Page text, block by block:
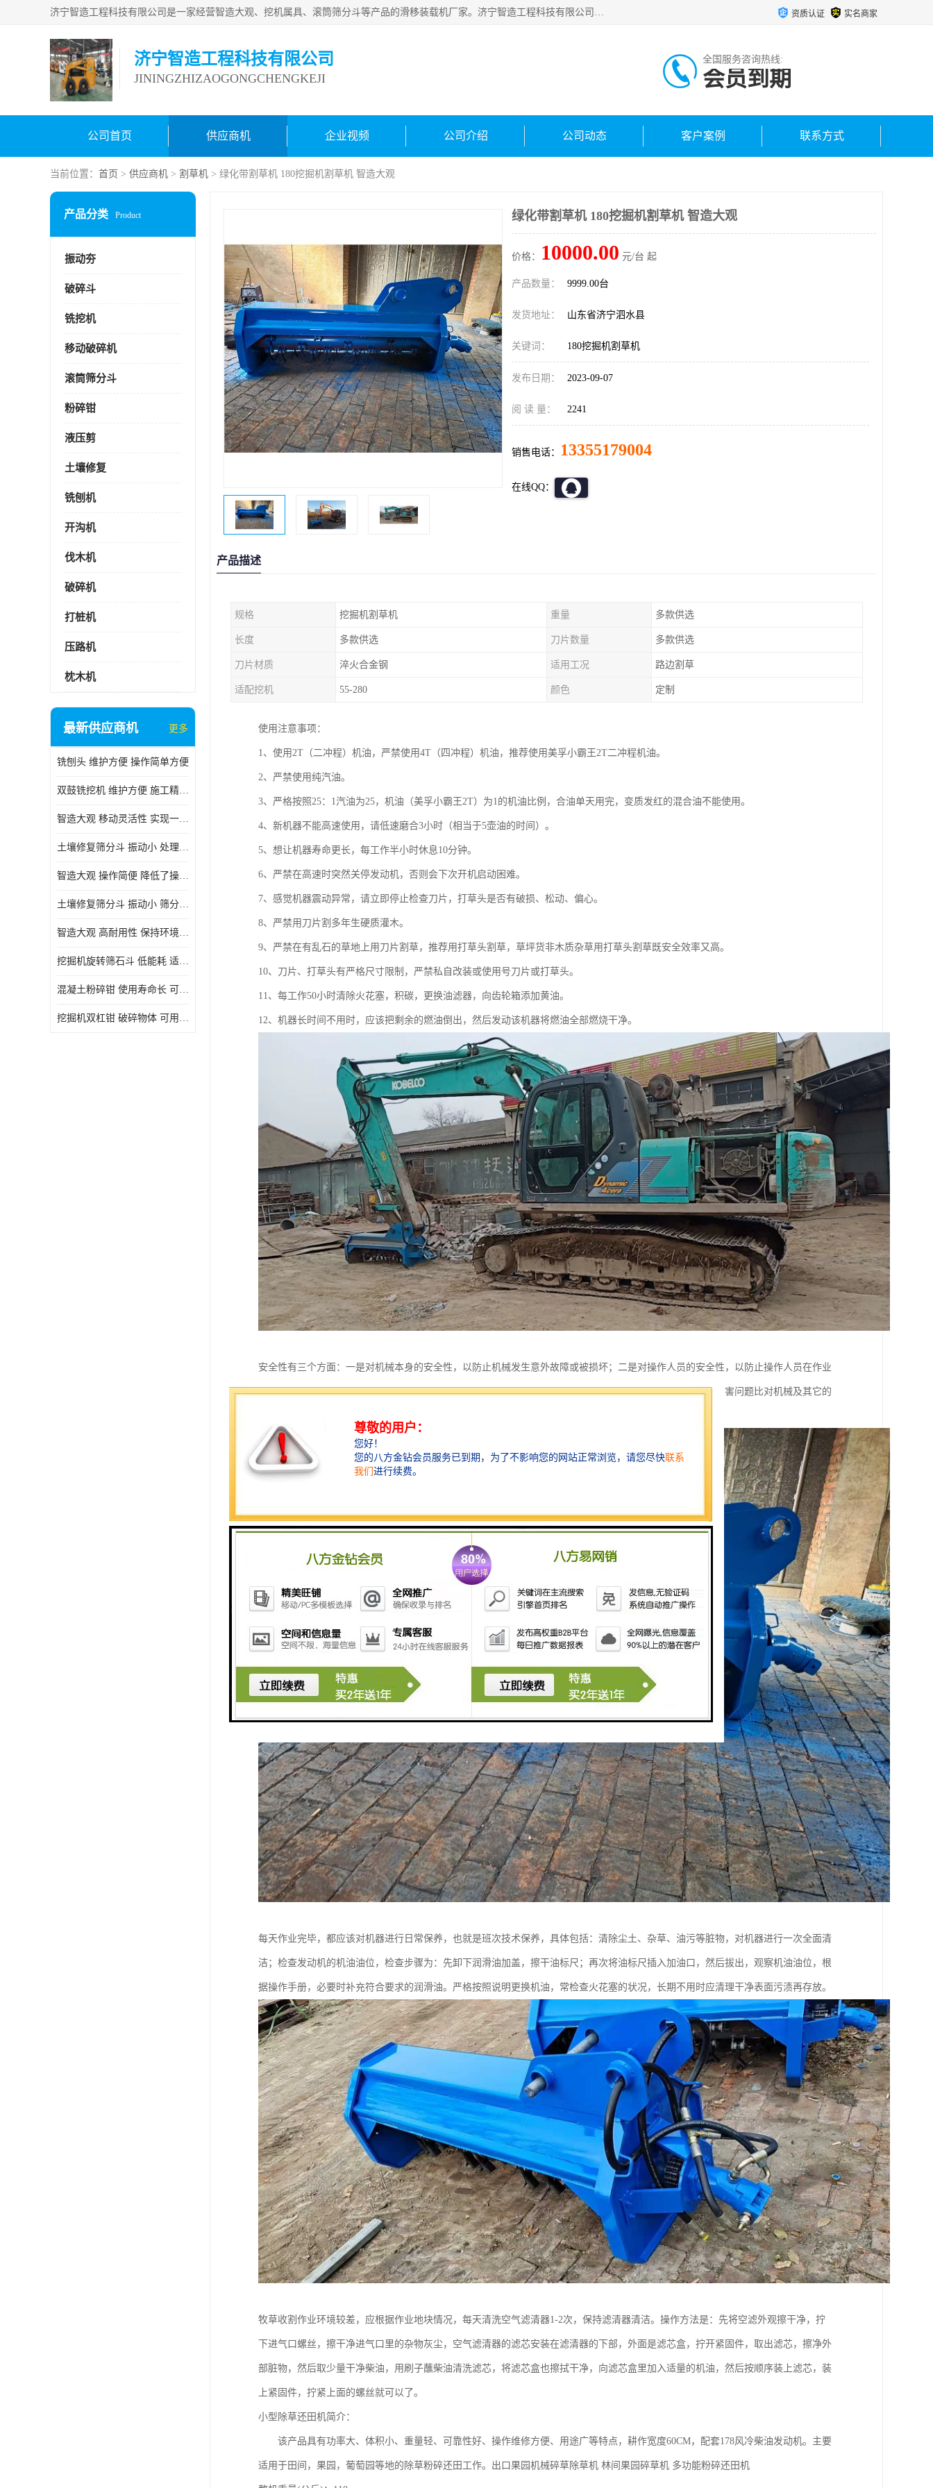
济宁智造工程科技有限公司是一家经营智造大观、挖机属具、滚筒筛分斗等产品的滑移装载机厂家。济宁智造工程科技有限公司奉行以质量赢得用户，诚信为本，互利共赢的宗旨，依靠雄厚的技术力量，科学的管理制度，先进的加工检测设备，始终坚持以客户为中心，免费咨询！ 资质认证 实名商家
济宁智造工程科技有限公司
JININGZHIZAOGONGCHENGKEJI
全国服务咨询热线:
会员到期
公司首页 供应商机 企业视频 公司介绍 公司动态 客户案例 联系方式
当前位置： 首页 > 供应商机 > 割草机 > 绿化带割草机 180挖掘机割草机 智造大观
产品分类 Product
振动夯
破碎斗
铣挖机
移动破碎机
滚筒筛分斗
粉碎钳
液压剪
土壤修复
铣刨机
开沟机
伐木机
破碎机
打桩机
压路机
枕木机
最新供应商机 更多
铣刨头 维护方便 操作简单方便
双鼓铣挖机 维护方便 施工精度高
智造大观 移动灵活性 实现一机多用
土壤修复筛分斗 振动小 处理能力大
智造大观 操作简便 降低了操作难度
土壤修复筛分斗 振动小 筛分效果可调节
智造大观 高耐用性 保持环境整洁
挖掘机旋转筛石斗 低能耗 适用范围广
混凝土粉碎钳 使用寿命长 可用于多种场合
挖掘机双杠钳 破碎物体 可用于多种场合
绿化带割草机 180挖掘机割草机 智造大观
价格： 10000.00 元/台 起
产品数量： 9999.00台
发货地址： 山东省济宁泗水县
关键词： 180挖掘机割草机
发布日期： 2023-09-07
阅 读 量： 2241
销售电话： 13355179004
在线QQ：
产品描述
规格 挖掘机割草机 重量 多款供选
长度 多款供选 刀片数量 多款供选
刀片材质 淬火合金钢 适用工况 路边割草
适配挖机 55-280 颜色 定制
使用注意事项：
1、使用2T（二冲程）机油，严禁使用4T（四冲程）机油，推荐使用美孚小霸王2T二冲程机油。
2、严禁使用纯汽油。
3、严格按照25：1汽油为25，机油（美孚小霸王2T）为1的机油比例，合油单天用完，变质发红的混合油不能使用。
4、新机器不能高速使用，请低速磨合3小时（相当于5壶油的时间）。
5、想让机器寿命更长，每工作半小时休息10分钟。
6、严禁在高速时突然关停发动机，否则会下次开机启动困难。
7、感觉机器震动异常，请立即停止检查刀片，打草头是否有破损、松动、偏心。
8、严禁用刀片割多年生硬质灌木。
9、严禁在有乱石的草地上用刀片割草，推荐用打草头割草，草坪货非木质杂草用打草头割草既安全效率又高。
10、刀片、打草头有严格尺寸限制，严禁私自改装或使用号刀片或打草头。
11、每工作50小时清除火花塞，积碳，更换油滤器，向齿轮箱添加黄油。
12、机器长时间不用时，应该把剩余的燃油倒出，然后发动该机器将燃油全部燃烧干净。
安全性有三个方面：一是对机械本身的安全性，以防止机械发生意外故障或被损坏；二是对操作人员的安全性，以防止操作人员在作业
中受伤害；三是对周围人群的安全性，以防止机械在作业时伤害他人。这三个方面都很重要，特别是对人的伤害问题比对机械及其它的
每天作业完毕，都应该对机器进行日常保养，也就是班次技术保养，具体包括：清除尘土、杂草、油污等脏物，对机器进行一次全面清
洁；检查发动机的机油油位，检查步骤为：先卸下润滑油加盖，擦干油标尺；再次将油标尺插入加油口，然后拔出，观察机油油位，根
据操作手册，必要时补充符合要求的润滑油。严格按照说明更换机油，常检查火花塞的状况，长期不用时应清理干净表面污渍再存放。
牧草收割作业环境较差，应根据作业地块情况，每天清洗空气滤清器1-2次，保持滤清器清洁。操作方法是：先将空滤外观擦干净，拧
下进气口螺丝，擦干净进气口里的杂物灰尘，空气滤清器的滤芯安装在滤清器的下部，外面是滤芯盒，拧开紧固件，取出滤芯，擦净外
部脏物，然后取少量干净柴油，用刷子蘸柴油清洗滤芯，将滤芯盒也擦拭干净，向滤芯盒里加入适量的机油，然后按顺序装上滤芯，装
上紧固件，拧紧上面的螺丝就可以了。
小型除草还田机简介：
该产品具有功率大、体积小、重量轻、可靠性好、操作维修方便、用途广等特点，耕作宽度60CM，配套178风冷柴油发动机。主要
适用于田间，果园，葡萄园等地的除草粉碎还田工作。出口果园机械碎草除草机 林间果园碎草机 多功能粉碎还田机